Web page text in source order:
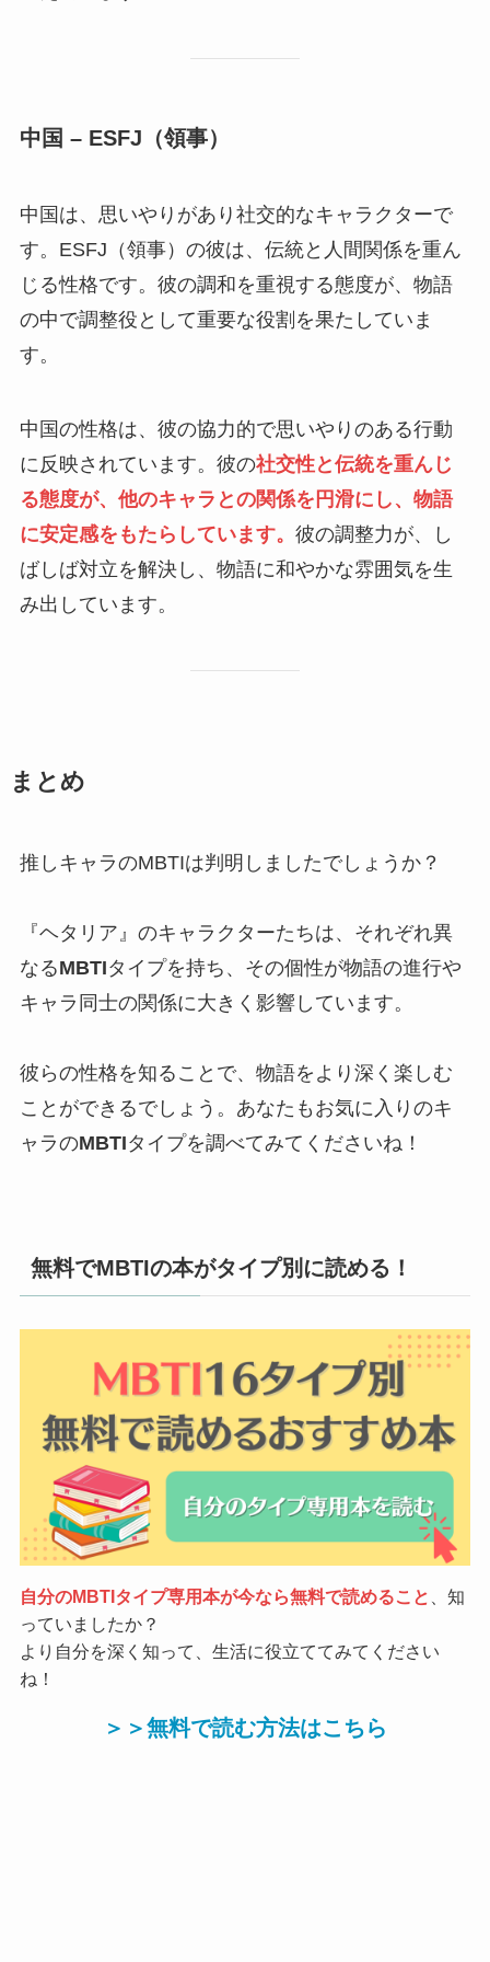
中国 – ESFJ（領事）
中国は、思いやりがあり社交的なキャラクターで
す。ESFJ（領事）の彼は、伝統と人間関係を重ん
じる性格です。彼の調和を重視する態度が、物語
の中で調整役として重要な役割を果たしていま
す。
中国の性格は、彼の協力的で思いやりのある行動
に反映されています。彼の社交性と伝統を重んじ
る態度が、他のキャラとの関係を円滑にし、物語
に安定感をもたらしています。 彼の調整力が、し
ばしば対立を解決し、物語に和やかな雰囲気を生
み出しています。
まとめ
推しキャラのMBTIは判明しましたでしょうか？
『ヘタリア』のキャラクターたちは、それぞれ異
なるMBTIタイプを持ち、その個性が物語の進行や
キャラ同士の関係に大きく影響しています。
彼らの性格を知ることで、物語をより深く楽しむ
ことができるでしょう。あなたもお気に入りのキ
ャラのMBTIタイプを調べてみてくださいね！
無料でMBTIの本がタイプ別に読める！
自分のMBTIタイプ専用本が今なら無料で読めること
、知
っていましたか？
より自分を深く知って、生活に役立ててみてください
ね！
＞＞無料で読む方法はこちら